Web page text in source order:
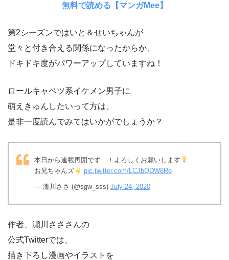
無料で読める【マンガMee】
第2シーズンではいと＆せいちゃんが
堂々と付き合える関係になったからか、
ドキドキ度がパワーアップしていますね！
ロールキャベツ系イケメン男子に
萌えきゅんしたいって方は、
是非一度読んでみてはいかがでしょうか？
本日から連載再開です…！よろしくお願いします
お兄ちゃんズ
pic.twitter.com/LCJbQDW8Re
— 瀬川ささ (@sgw_sss) July 24, 2020
作者、瀬川さささんの
公式Twitterでは、
描き下ろし漫画やイラストを